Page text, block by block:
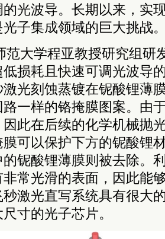
光波导。长期以来，实
子集成领域的巨大挑战
范大学程亚教授研究组研
损耗且快速可调光波导
光刻蚀蒸镀在铌酸锂薄
一样的铬掩膜图案。由
此在后续的化学机械抛
可以保护下方的铌酸锂
铌酸锂薄膜则被去除。
常光滑的表面，因此能
激光直写系统具有很大
寸的光子芯片。